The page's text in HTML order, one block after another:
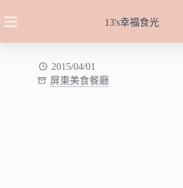
至
13's幸福食光
2015/04/01
屏東美食餐廳